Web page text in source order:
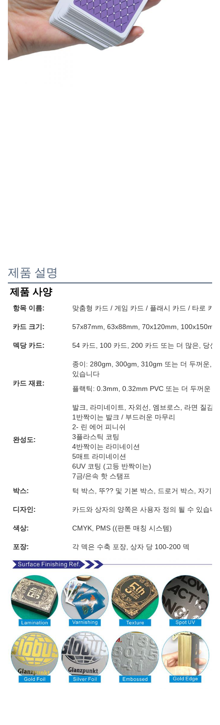
제품 설명
제품 사양
항목 이름: 맞춤형 카드 / 게임 카드 / 플래시 카드 / 타로 카
카드 크기: 57x87mm, 63x88mm, 70x120mm,
덱당 카드: 54 카드, 100 카드, 200 카드 또는 더 많은, 당신
카드 재료:
종이: 280gm, 300gm, 310gm 또는 더 두꺼운,
있습니다
플랙틱: 0.3mm, 0.32mm PVC 또는 더 두꺼운
완성도:
발크, 라미네이트, 자외선, 엠브로스, 라면 질감,
1반짝이는 발크 / 부드러운 마무리
2- 린 에어 피니쉬
3플라스틱 코팅
4반짝이는 라미네이션
5매트 라미네이션
6UV 코팅 (고등 반짝이는)
7금/은속 핫 스탬프
박스:
턱 박스, 뚜?? 및 기본 박스, 드로거 박스, 자기
디자인: 카드와 상자의 양쪽은 사용자 정의 될 수 있습니
색상: CMYK, PMS ((판톤 매칭 시스템)
포장: 각 덱은 수축 포장, 상자 당 100-200 덱